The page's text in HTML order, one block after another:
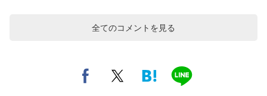
全てのコメントを見る